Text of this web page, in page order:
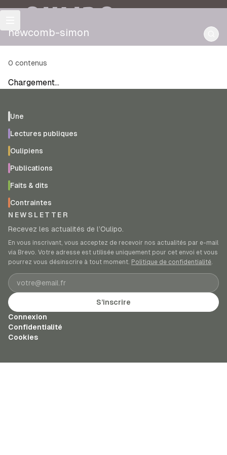
OULIPO
newcomb-simon
0 contenus
Chargement…
Une
Lectures publiques
Oulipiens
Publications
Faits & dits
Contraintes
NEWSLETTER
Recevez les actualités de l’Oulipo.
En vous inscrivant, vous acceptez de recevoir nos actualités par e-mail
via Brevo. Votre adresse est utilisée uniquement pour cet envoi et vous
pourrez vous désinscrire à tout moment. Politique de confidentialité.
Adresse e-mail
S’inscrire
Connexion
Confidentialité
Cookies